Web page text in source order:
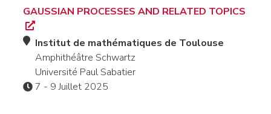
GAUSSIAN PROCESSES AND RELATED TOPICS
Institut de mathématiques de Toulouse
Amphithéâtre Schwartz
Université Paul Sabatier
7 - 9 Juillet 2025